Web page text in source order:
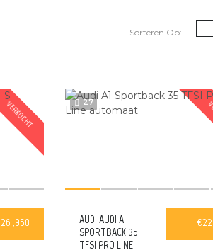
Sorteren Op:
VERKOCHT
,950
27
AUDI AUDI A1
SPORTBACK 35
TFSI PRO LINE